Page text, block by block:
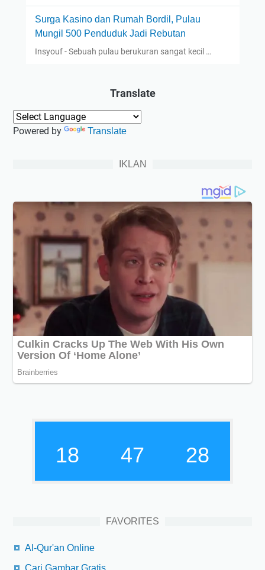
Surga Kasino dan Rumah Bordil, Pulau
Mungil 500 Penduduk Jadi Rebutan
Insyouf - Sebuah pulau berukuran sangat kecil …
Translate
Powered by Translate
IKLAN
18 47 29
FAVORITES
Al-Qur'an Online